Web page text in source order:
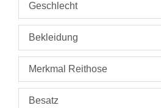
Geschlecht
Bekleidung
Merkmal Reithose
Besatz